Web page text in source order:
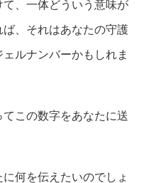
、一体どういう意味が
、それはあなたの守護
ルナンバーかもしれま
この数字をあなたに送
何を伝えたいのでしょ